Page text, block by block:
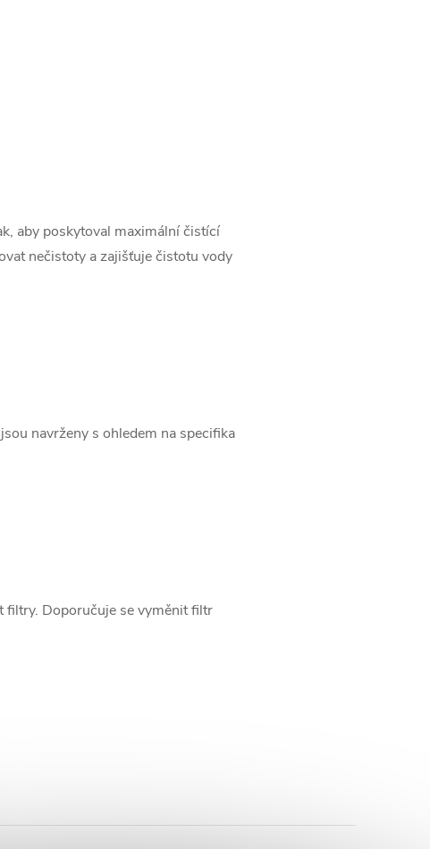
aby poskytoval maximální čistící
nečistoty a zajišťuje čistotu vody
navrženy s ohledem na specifika
filtry. Doporučuje se vyměnit filtr